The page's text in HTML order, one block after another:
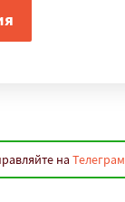
на Телеграм